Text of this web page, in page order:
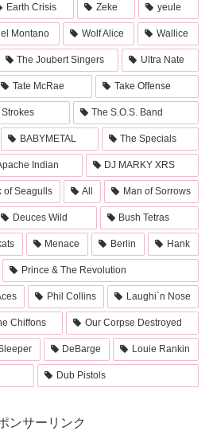
Earth Crisis Zeke yeule
Montano Wolf Alice Wallice
The Joubert Singers Ultra Nate
Tate McRae Take Offense
The S.O.S. Band
BABYMETAL The Specials
Indian DJ MARKY XRS
of Seagulls All Man of Sorrows
Deuces Wild Bush Tetras
Menace Berlin Hank
Prince & The Revolution
Phil Collins Laughi`n Nose
Chiffons Our Corpse Destroyed
DeBarge Louie Rankin
Dub Pistols
ンサーリンク